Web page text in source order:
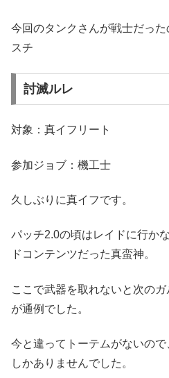
今回のタンクさんが戦士だっ
スチ
討滅ルレ
対象：真イフリート
参加ジョブ：機工士
久しぶりに真イフです。
パッチ2.0の頃はレイドに行か
ドコンテンツだった真蛮神。
ここで武器を取れないと次の
が通例でした。
今と違ってトーテムがないの
しかありませんでした。